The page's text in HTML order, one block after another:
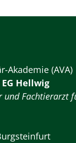
Akademie (AVA)
EG Hellwig
und Fachtierarzt